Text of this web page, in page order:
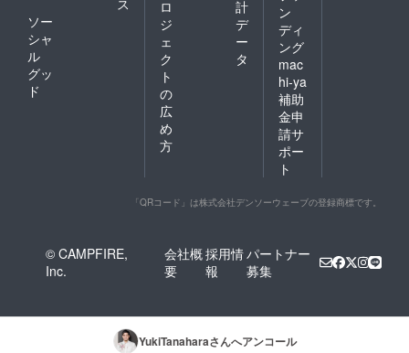
ス
ソー
シャ
ル
グッ
ド
ロ
ジ
ェ
ク
ト
の
広
め
方
計
デ
ー
タ
ン
ディ
ング
mac
hi-ya
補助
金申
請サ
ポー
ト
「QRコード」は株式会社デンソーウェーブの登録商標です。
© CAMPFIRE,
Inc.
会社概
要
採用情
報
パートナー
募集
YukiTanaharaさんへアンコール